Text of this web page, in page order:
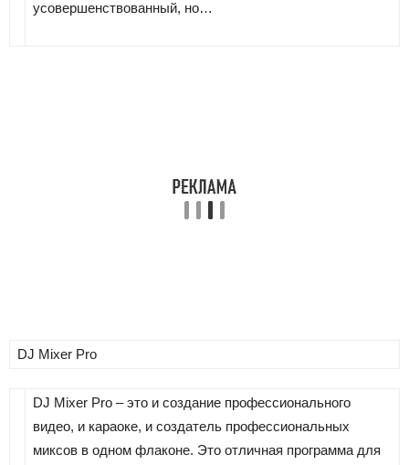
усовершенствованный, но…
DJ Mixer Pro
DJ Mixer Pro – это и создание профессионального
видео, и караоке, и создатель профессиональных
миксов в одном флаконе. Это отличная программа для